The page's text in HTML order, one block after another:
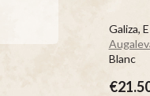
Galiza,
Blanc